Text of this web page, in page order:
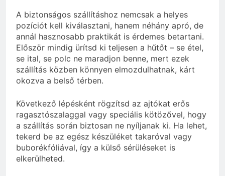
A biztonságos szállításhoz nemcsak a helyes
pozíciót kell kiválasztani, hanem néhány apró, de
annál hasznosabb praktikát is érdemes betartani.
Először mindig ürítsd ki teljesen a hűtőt – se étel,
se ital, se polc ne maradjon benne, mert ezek
szállítás közben könnyen elmozdulhatnak, kárt
okozva a belső térben.
Következő lépésként rögzítsd az ajtókat erős
ragasztószalaggal vagy speciális kötözővel, hogy
a szállítás során biztosan ne nyíljanak ki. Ha lehet,
tekerd be az egész készüléket takaróval vagy
buborékfóliával, így a külső sérüléseket is
elkerülheted.